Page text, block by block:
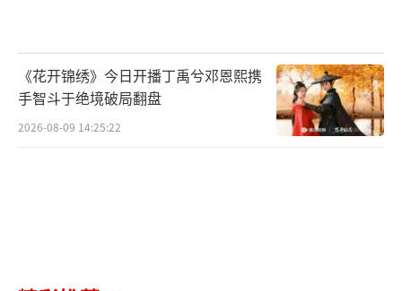
《花开锦绣》今日开播丁禹兮邓恩熙携
手智斗于绝境破局翻盘
2026-08-09 14:25:22